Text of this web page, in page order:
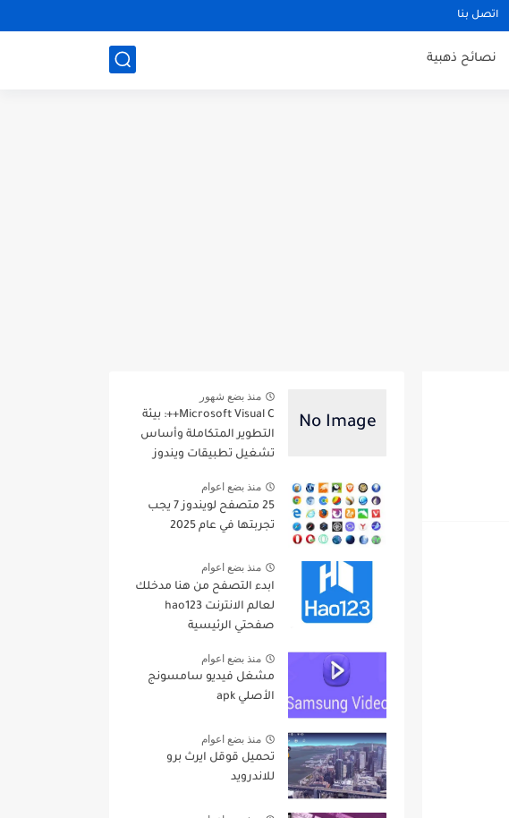
اتصل بنا
نصائح ذهبية
منذ بضع شهور
Microsoft Visual C++: بيئة
التطوير المتكاملة وأساس
تشغيل تطبيقات ويندوز
منذ بضع اعوام
25 متصفح لويندوز 7 يجب
تجربتها في عام 2025
منذ بضع اعوام
ابدء التصفح من هنا مدخلك
لعالم الانترنت hao123
صفحتي الرئيسية
منذ بضع اعوام
مشغل فيديو سامسونج
الأصلي apk
منذ بضع اعوام
تحميل قوقل ايرث برو
للاندرويد